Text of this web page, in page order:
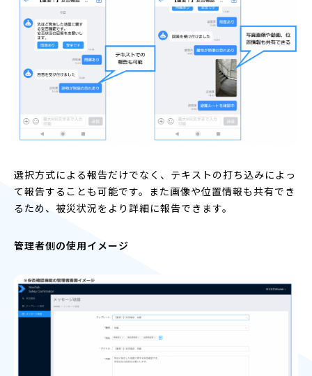
選択方式による報告だけでなく、テキストの打ち込みによっ
て報告することも可能です。また画像や位置情報も共有でき
るため、被災状況をより詳細に報告できます。
管理者側の使用イメージ